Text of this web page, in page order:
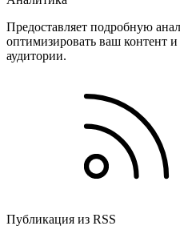
Предоставляет подробную
оптимизировать ваш контент
аудитории.
Публикация из RSS